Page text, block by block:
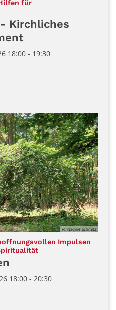
für
Kirchliches
18:00 - 19:30
(c) Nadine Schmitz
Impulsen
:
18:00 - 20:30